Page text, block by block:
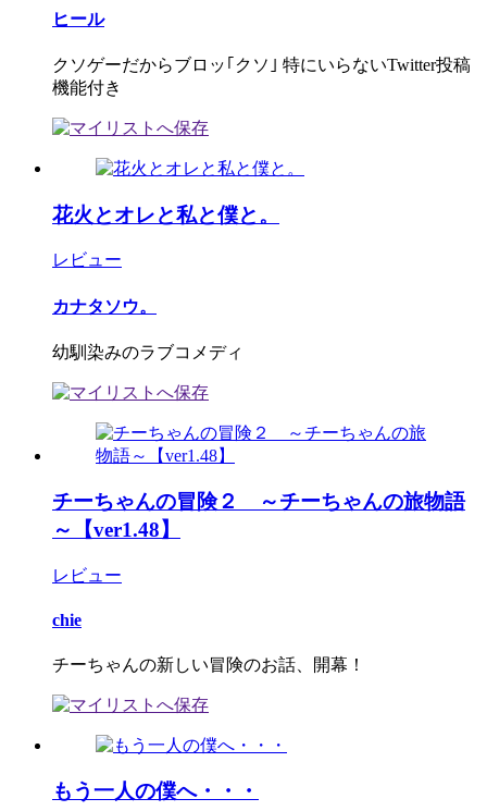
ヒール
クソゲーだからブロッ｢クソ｣ 特にいらないTwitter投稿
機能付き
花火とオレと私と僕と。
レビュー
カナタソウ。
幼馴染みのラブコメディ
チーちゃんの冒険２ ～チーちゃんの旅物語
～【ver1.48】
レビュー
chie
チーちゃんの新しい冒険のお話、開幕！
もう一人の僕へ・・・